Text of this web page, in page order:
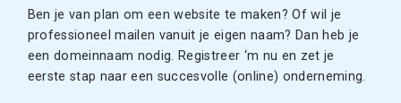
Ben je van plan om een website te maken? Of wil je
professioneel mailen vanuit je eigen naam? Dan heb je
een domeinnaam nodig. Registreer ‘m nu en zet je
eerste stap naar een succesvolle (online) onderneming.